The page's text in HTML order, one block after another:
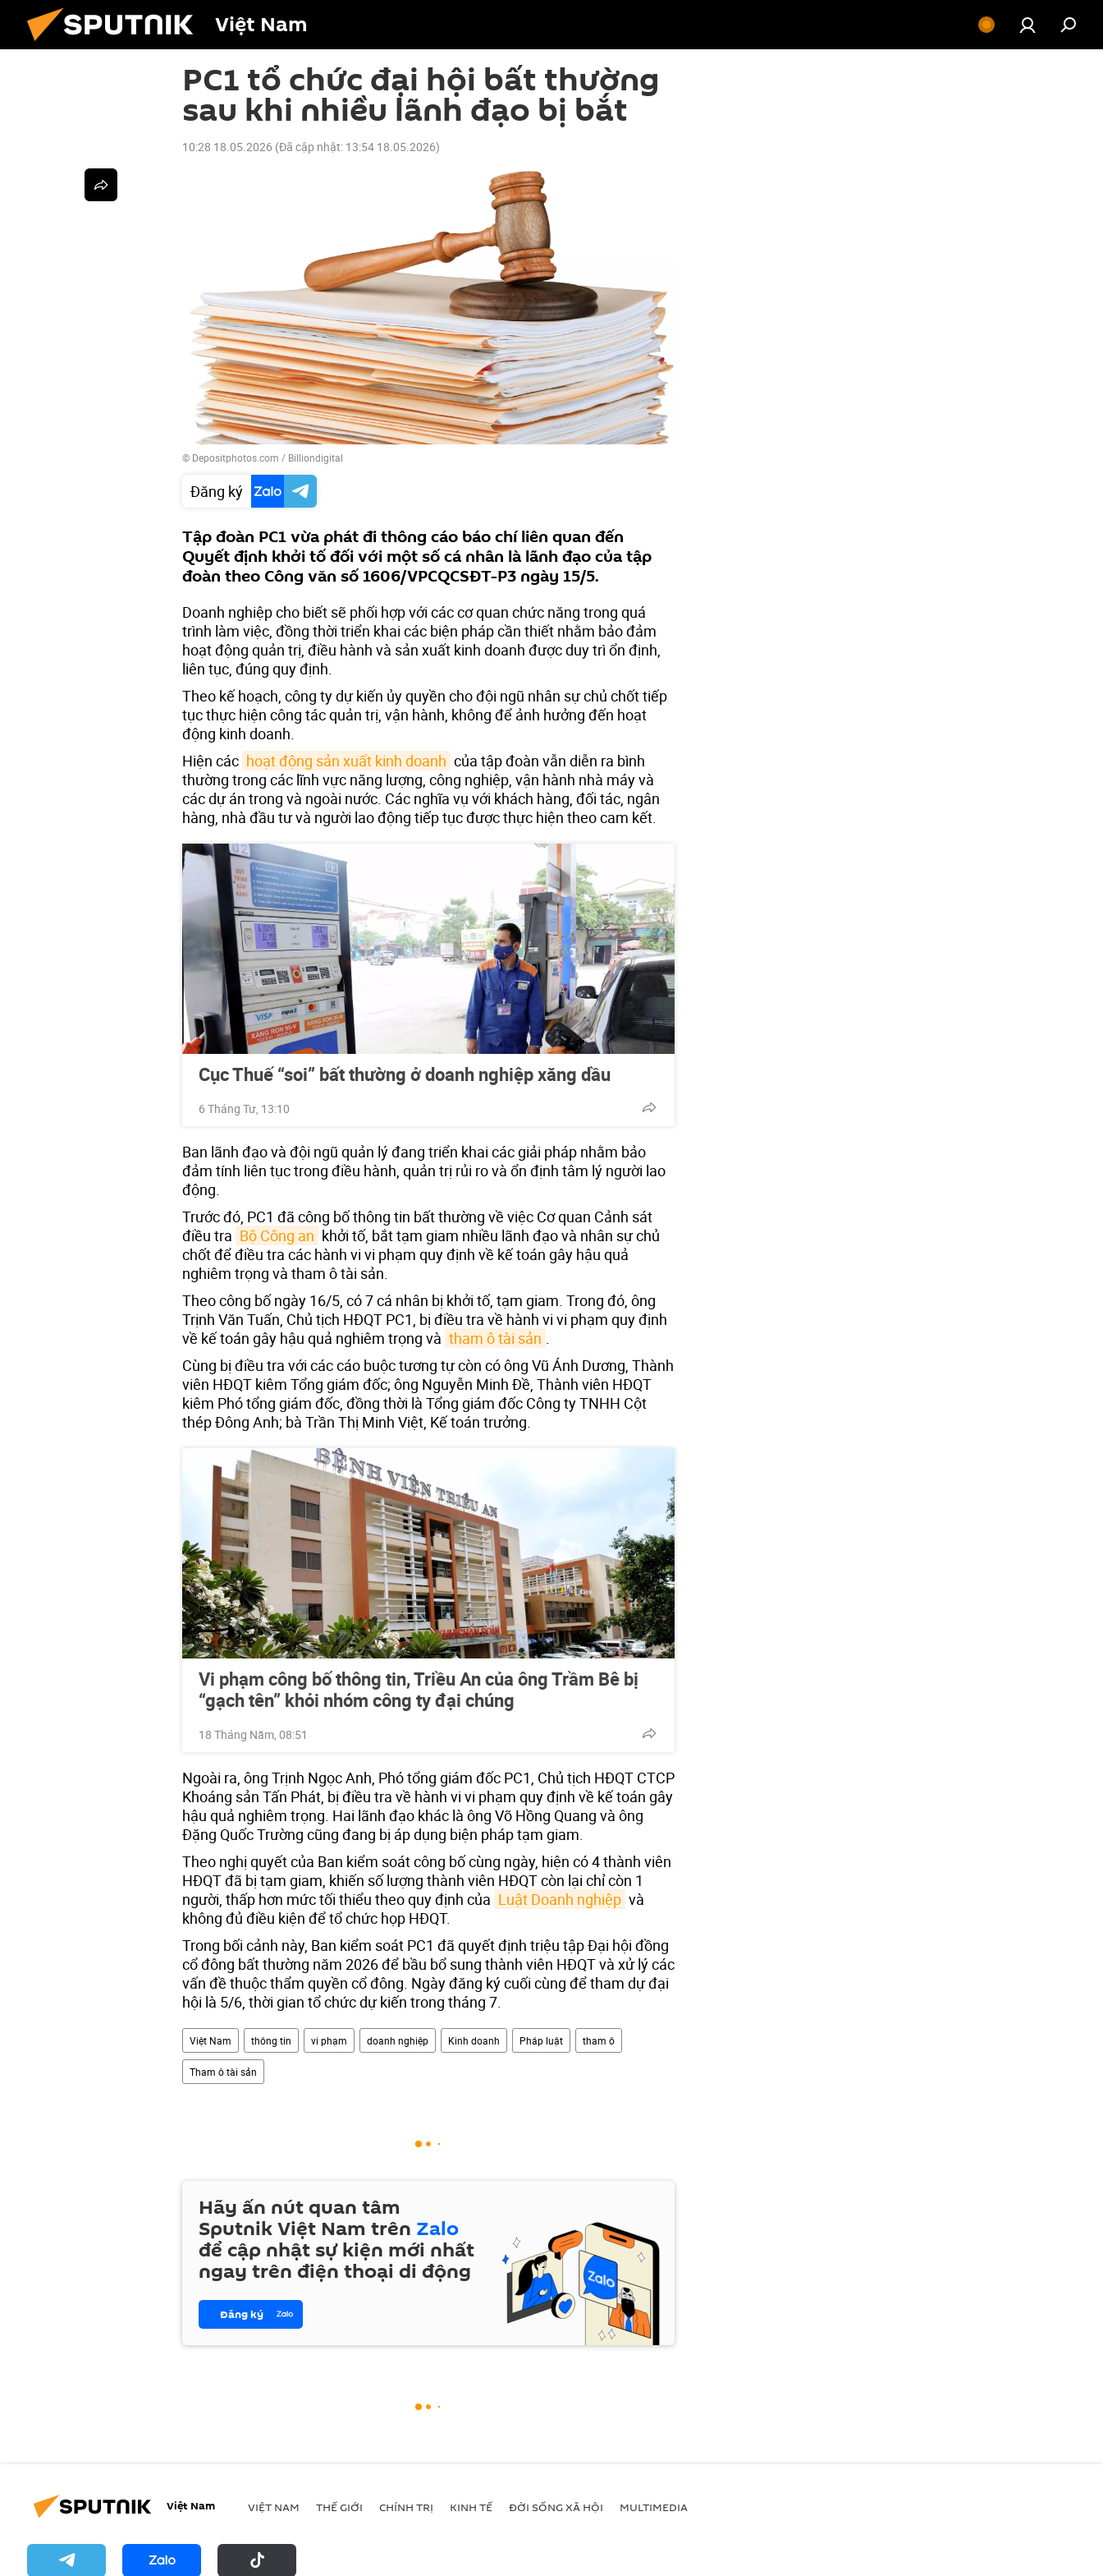
Việt Nam
PC1 tổ chức đại hội bất thường
sau khi nhiều lãnh đạo bị bắt
10:28 18.05.2026 (Đã cập nhật: 13:54 18.05.2026)
© Depositphotos.com / Billiondigital
Đăng ký
Tập đoàn PC1 vừa phát đi thông cáo báo chí liên quan đến
Quyết định khởi tố đối với một số cá nhân là lãnh đạo của tập
đoàn theo Công văn số 1606/VPCQCSĐT-P3 ngày 15/5.
Doanh nghiệp cho biết sẽ phối hợp với các cơ quan chức năng trong quá
trình làm việc, đồng thời triển khai các biện pháp cần thiết nhằm bảo đảm
hoạt động quản trị, điều hành và sản xuất kinh doanh được duy trì ổn định,
liên tục, đúng quy định.
Theo kế hoạch, công ty dự kiến ủy quyền cho đội ngũ nhân sự chủ chốt tiếp
tục thực hiện công tác quản trị, vận hành, không để ảnh hưởng đến hoạt
động kinh doanh.
Hiện các hoạt động sản xuất kinh doanh của tập đoàn vẫn diễn ra bình
thường trong các lĩnh vực năng lượng, công nghiệp, vận hành nhà máy và
các dự án trong và ngoài nước. Các nghĩa vụ với khách hàng, đối tác, ngân
hàng, nhà đầu tư và người lao động tiếp tục được thực hiện theo cam kết.
Cục Thuế “soi” bất thường ở doanh nghiệp xăng dầu
6 Tháng Tư, 13:10
Ban lãnh đạo và đội ngũ quản lý đang triển khai các giải pháp nhằm bảo
đảm tính liên tục trong điều hành, quản trị rủi ro và ổn định tâm lý người lao
động.
Trước đó, PC1 đã công bố thông tin bất thường về việc Cơ quan Cảnh sát
điều tra Bộ Công an khởi tố, bắt tạm giam nhiều lãnh đạo và nhân sự chủ
chốt để điều tra các hành vi vi phạm quy định về kế toán gây hậu quả
nghiêm trọng và tham ô tài sản.
Theo công bố ngày 16/5, có 7 cá nhân bị khởi tố, tạm giam. Trong đó, ông
Trịnh Văn Tuấn, Chủ tịch HĐQT PC1, bị điều tra về hành vi vi phạm quy định
về kế toán gây hậu quả nghiêm trọng và tham ô tài sản
Cùng bị điều tra với các cáo buộc tương tự còn có ông Vũ Ánh Dương, Thành
viên HĐQT kiêm Tổng giám đốc; ông Nguyễn Minh Đề, Thành viên HĐQT
kiêm Phó tổng giám đốc, đồng thời là Tổng giám đốc Công ty TNHH Cột
thép Đông Anh; bà Trần Thị Minh Việt, Kế toán trưởng.
Vi phạm công bố thông tin, Triều An của ông Trầm Bê bị
“gạch tên” khỏi nhóm công ty đại chúng
18 Tháng Năm, 08:51
Ngoài ra, ông Trịnh Ngọc Anh, Phó tổng giám đốc PC1, Chủ tịch HĐQT CTCP
Khoáng sản Tấn Phát, bị điều tra về hành vi vi phạm quy định về kế toán gây
hậu quả nghiêm trọng. Hai lãnh đạo khác là ông Võ Hồng Quang và ông
Đặng Quốc Trường cũng đang bị áp dụng biện pháp tạm giam.
Theo nghị quyết của Ban kiểm soát công bố cùng ngày, hiện có 4 thành viên
HĐQT đã bị tạm giam, khiến số lượng thành viên HĐQT còn lại chỉ còn 1
người, thấp hơn mức tối thiểu theo quy định của Luật Doanh nghiệp và
không đủ điều kiện để tổ chức họp HĐQT.
Trong bối cảnh này, Ban kiểm soát PC1 đã quyết định triệu tập Đại hội đồng
cổ đông bất thường năm 2026 để bầu bổ sung thành viên HĐQT và xử lý các
vấn đề thuộc thẩm quyền cổ đông. Ngày đăng ký cuối cùng để tham dự đại
hội là 5/6, thời gian tổ chức dự kiến trong tháng 7.
Việt Nam thông tin vi phạm doanh nghiệp Kinh doanh Pháp luật tham ô
Tham ô tài sản
Hãy ấn nút quan tâm
Sputnik Việt Nam trên Zalo
để cập nhật sự kiện mới nhất
ngay trên điện thoại di động
Đăng ký
Việt Nam VIỆT NAM THẾ GIỚI CHÍNH TRỊ KINH TẾ ĐỜI SỐNG XÃ HỘI MULTIMEDIA